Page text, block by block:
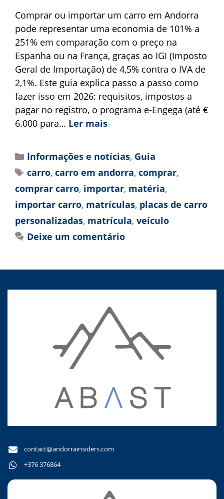
Comprar ou importar um carro em Andorra
pode representar uma economia de 101% a
251% em comparação com o preço na
Espanha ou na França, graças ao IGI (Imposto
Geral de Importação) de 4,5% contra o IVA de
2,1%. Este guia explica passo a passo como
fazer isso em 2026: requisitos, impostos a
pagar no registro, o programa e-Engega (até €
6.000 para… Ler mais
Informações e notícias, Guia
carro, carro em andorra, comprar,
comprar carro, importar, matéria,
importar carro, matrículas, placas de carro
personalizadas, matrícula, veículo
Deixe um comentário
contact@andorrainsiders.com
+376 376864